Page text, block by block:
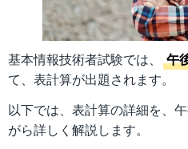
基本情報技術者試験では、 午
て、表計算が出題されます。
以下では、表計算の詳細を、
がら詳しく解説します。